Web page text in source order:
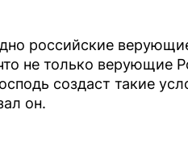
российские
не только верующие
создаст такие
он.